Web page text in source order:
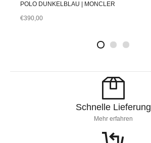
POLO DUNKELBLAU | MONCLER
€390,00
Schnelle Lieferung
Mehr erfahren